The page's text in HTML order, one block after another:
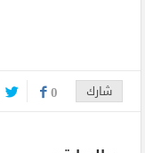
شارك 0